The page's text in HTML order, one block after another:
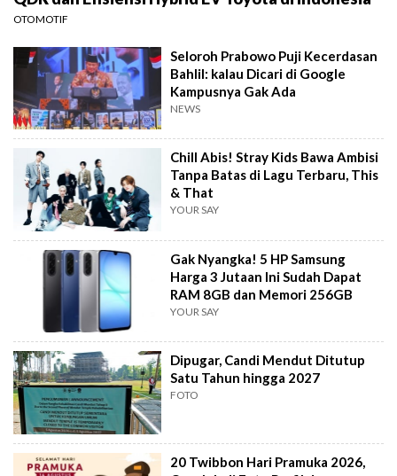
OTOMOTIF
Seloroh Prabowo Puji Kecerdasan
Bahlil: kalau Dicari di Google
Kampusnya Gak Ada
NEWS
Chill Abis! Stray Kids Bawa Ambisi
Tanpa Batas di Lagu Terbaru, This
& That
YOUR SAY
Gak Nyangka! 5 HP Samsung
Harga 3 Jutaan Ini Sudah Dapat
RAM 8GB dan Memori 256GB
YOUR SAY
Dipugar, Candi Mendut Ditutup
Satu Tahun hingga 2027
FOTO
20 Twibbon Hari Pramuka 2026,